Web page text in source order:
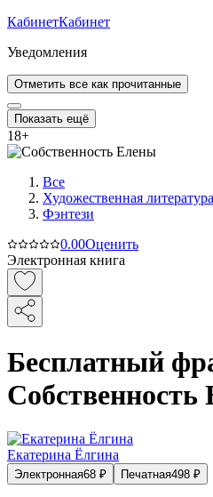
КабинетКабинет
Уведомления
Отметить все как прочитанные
Показать ещё
18+
Все
Художественная литература
Фэнтези
0.00Оценить
Электронная книга
Бесплатный
Екатерина Ёлгина
Электронная68 ₽ Печатная498 ₽